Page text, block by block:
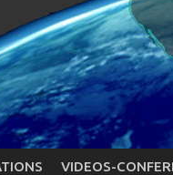
VIDEOS-